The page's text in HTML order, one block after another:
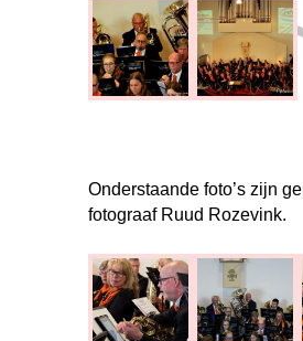
Onderstaande foto’s zijn
fotograaf Ruud Rozevink.